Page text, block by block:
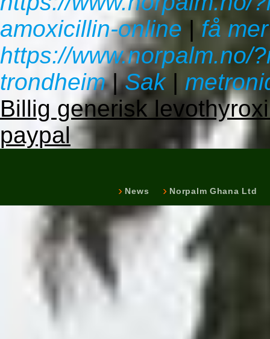
amoxicillin-online | få
https://www.norpalm.no/
trondheim|Sak|
Billig generisk
paypal
News Norpalm Ghana Ltd